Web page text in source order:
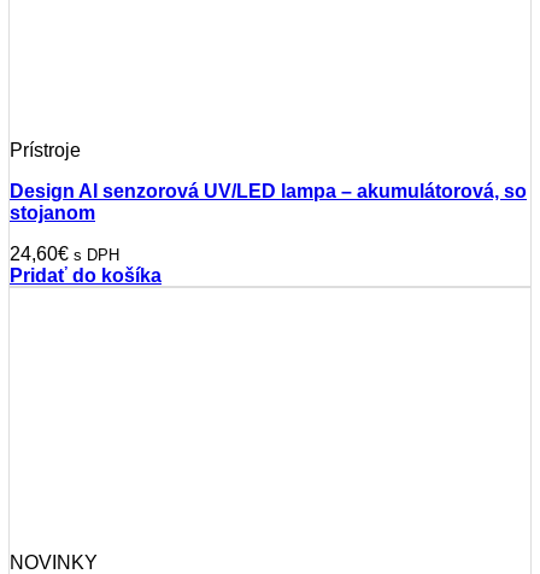
Prístroje
Design AI senzorová UV/LED lampa – akumulátorová, so
stojanom
24,60€ s DPH
Pridať do košíka
NOVINKY